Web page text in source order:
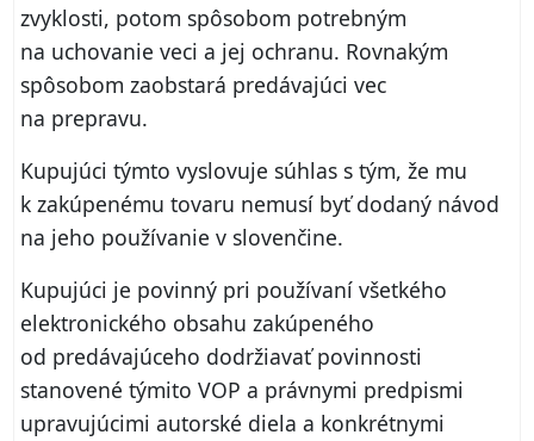
zvyklosti, potom spôsobom potrebným
na uchovanie veci a jej ochranu. Rovnakým
spôsobom zaobstará predávajúci vec
na prepravu.
Kupujúci týmto vyslovuje súhlas s tým, že mu
k zakúpenému tovaru nemusí byť dodaný návod
na jeho používanie v slovenčine.
Kupujúci je povinný pri používaní všetkého
elektronického obsahu zakúpeného
od predávajúceho dodržiavať povinnosti
stanovené týmito VOP a právnymi predpismi
upravujúcimi autorské diela a konkrétnymi